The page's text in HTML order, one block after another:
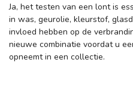
Ja, het testen van een lont is
in was, geurolie, kleurstof,
invloed hebben op de
nieuwe combinatie voordat u
opneemt in een collectie.